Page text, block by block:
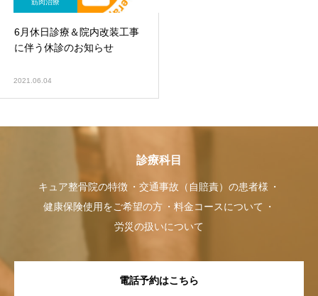
筋肉治療
6月休日診療＆院内改装工事
に伴う休診のお知らせ
2021.06.04
診療科目
キュア整骨院の特徴
交通事故（自賠責）の患者様
健康保険使用をご希望の方
料金コースについて
労災の扱いについて
電話予約はこちら